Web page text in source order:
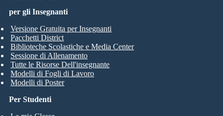
Per Studenti
per gli Insegnanti
Versione Gratuita per Insegnanti
Pacchetti District
Biblioteche Scolastiche e Media Center
Sessione di Allenamento
Tutte le Risorse Dell'insegnante
Modelli di Fogli di Lavoro
Modelli di Poster